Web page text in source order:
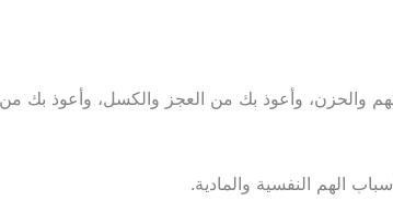
والحزن، وأعوذ بك من العجز والكسل، وأعوذ بك
الهم النفسية والمادية.